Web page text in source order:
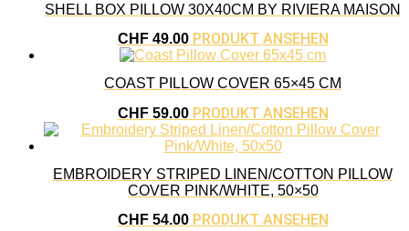
SHELL BOX PILLOW 30X40CM BY RIVIERA MAISON
CHF49.00 PRODUKT ANSEHEN
COAST PILLOW COVER 65×45 CM
CHF59.00 PRODUKT ANSEHEN
EMBROIDERY STRIPED LINEN/COTTON PILLOW
COVER PINK/WHITE, 50×50
CHF54.00 PRODUKT ANSEHEN